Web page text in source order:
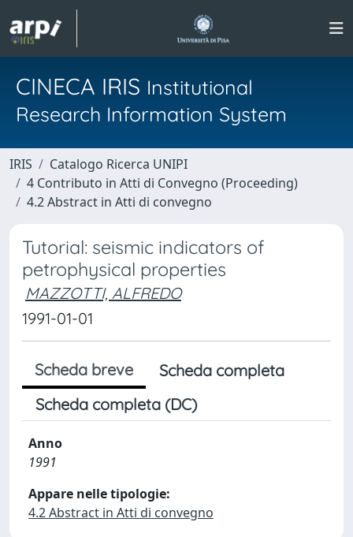
CINECA IRIS Institutional
Research Information System
IRIS
Catalogo Ricerca UNIPI
4 Contributo in Atti di Convegno (Proceeding)
4.2 Abstract in Atti di convegno
Tutorial: seismic indicators of
petrophysical properties
MAZZOTTI, ALFREDO
1991-01-01
Scheda breve
Scheda completa
Scheda completa (DC)
Anno
1991
Appare nelle tipologie:
4.2 Abstract in Atti di convegno